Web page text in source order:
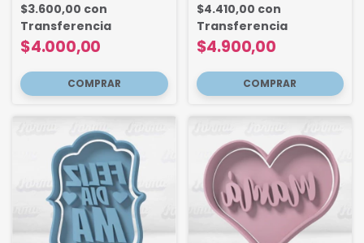
$4.000,00
$3.600,00 con
Transferencia
$4.900,00
$4.410,00 con
Transferencia